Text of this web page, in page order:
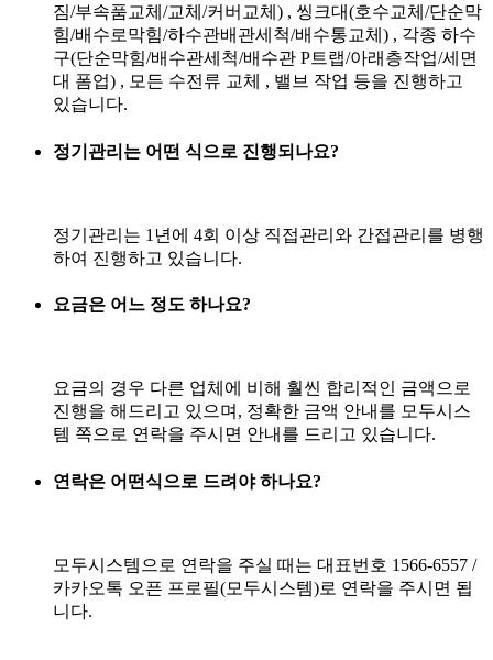
짐/부속품교체/교체/커버교체) , 씽크대(호수교체/단순막
힘/배수로막힘/하수관배관세척/배수통교체) , 각종 하수
구(단순막힘/배수관세척/배수관 P트랩/아래층작업/세면
대 폼업) , 모든 수전류 교체 , 밸브 작업 등을 진행하고
있습니다.
정기관리는 어떤 식으로 진행되나요?
정기관리는 1년에 4회 이상 직접관리와 간접관리를 병행
하여 진행하고 있습니다.
요금은 어느 정도 하나요?
요금의 경우 다른 업체에 비해 훨씬 합리적인 금액으로
진행을 해드리고 있으며, 정확한 금액 안내를 모두시스
템 쪽으로 연락을 주시면 안내를 드리고 있습니다.
연락은 어떤식으로 드려야 하나요?
모두시스템으로 연락을 주실 때는 대표번호 1566-6557 /
카카오톡 오픈 프로필(모두시스템)로 연락을 주시면 됩
니다.